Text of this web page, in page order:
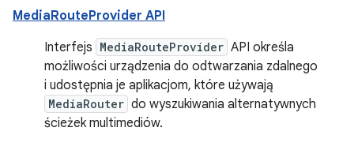
MediaRouteProvider API
Interfejs MediaRouteProvider API określa
możliwości urządzenia do odtwarzania zdalnego
i udostępnia je aplikacjom, które używają
MediaRouter do wyszukiwania alternatywnych
ścieżek multimediów.